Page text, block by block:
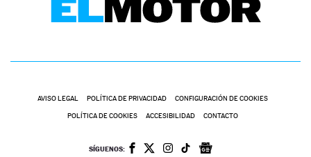
AVISO LEGAL POLÍTICA DE PRIVACIDAD CONFIGURACIÓN DE COOKIES
POLÍTICA DE COOKIES ACCESIBILIDAD CONTACTO
SÍGUENOS: